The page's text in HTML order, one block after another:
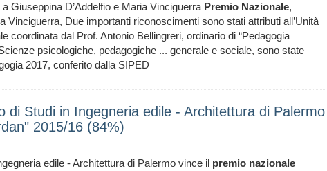
Giuseppina D’Addelfio e Maria Vinciguerra Premio Nazionale,
Vinciguerra, Due importanti riconoscimenti sono stati attributi all’Unità
coordinata dal Prof. Antonio Bellingreri, ordinario di “Pedagogia
psicologiche, pedagogiche ... generale e sociale, sono state
2017, conferito dalla SIPED
di Studi in Ingegneria edile - Architettura di Palermo
2015/16 (84%)
edile - Architettura di Palermo vince il premio nazionale